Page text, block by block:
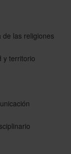
de las religiones
y territorio